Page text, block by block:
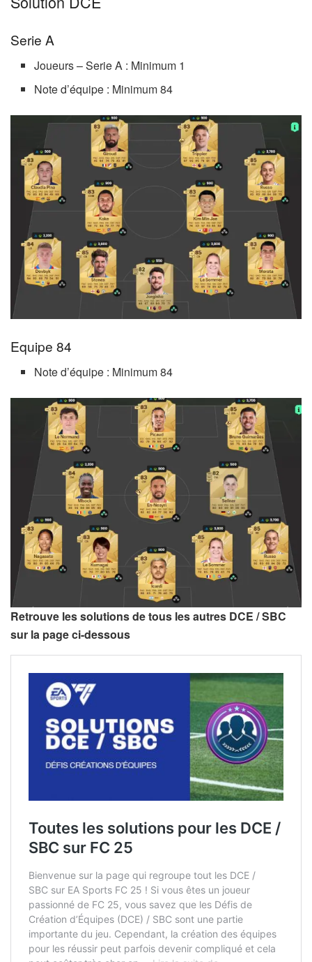
Serie A
Joueurs – Serie A : Minimum 1
Note d’équipe : Minimum 84
Equipe 84
Note d’équipe : Minimum 84
Retrouve les solutions de tous les autres DCE / SBC
sur la page ci-dessous